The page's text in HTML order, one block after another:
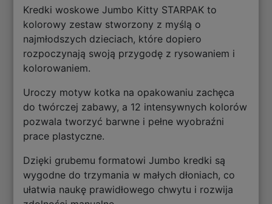
Kredki woskowe Jumbo Kitty STARPAK to
kolorowy zestaw stworzony z myślą o
najmłodszych dzieciach, które dopiero
rozpoczynają swoją przygodę z rysowaniem i
kolorowaniem.
Uroczy motyw kotka na opakowaniu zachęca
do twórczej zabawy, a 12 intensywnych kolorów
pozwala tworzyć barwne i pełne wyobraźni
prace plastyczne.
Dzięki grubemu formatowi Jumbo kredki są
wygodne do trzymania w małych dłoniach, co
ułatwia naukę prawidłowego chwytu i rozwija